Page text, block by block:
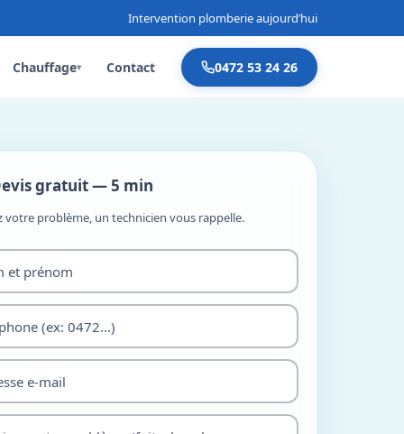
Intervention plomberie aujourd’hui
Chauffage▾ Contact 0472 53 24 26
gratuit — 5 min
votre problème, un technicien vous rappelle.